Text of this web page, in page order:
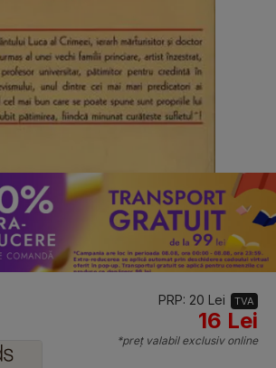
PRP: 20 Lei TVA
16 Lei
*preț valabil exclusiv online